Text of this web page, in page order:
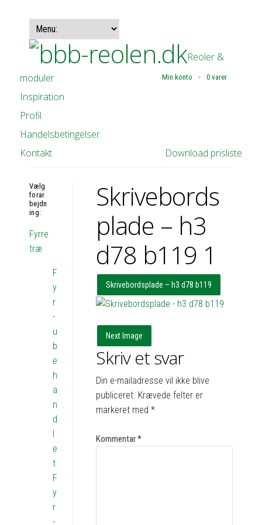
Min konto 0 varer
Reoler &
moduler
Inspiration
Profil
Handelsbetingelser
Download prisliste
Kontakt
Skrivebords
plade – h3
d78 b119 1
Skrivebordsplade – h3 d78 b119
Next Image
Skriv et svar
Din e-mailadresse vil ikke blive
publiceret. Krævede felter er
markeret med*
Kommentar*
Vælg
forar
bejdn
ing:
Fyrre
træ
F
y
r
-
u
b
e
h
a
n
d
l
e
t
F
y
r
-